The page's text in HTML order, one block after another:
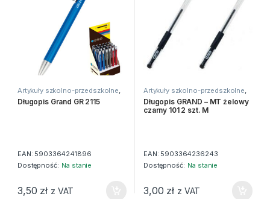
Artykuły szkolno-przedszkolne
Długopisy Do pisania
Długopis Grand GR 2115
EAN: 5903364241896
Dostępność: Na stanie
3,50 zł z VAT
Artykuły szkolno-przedszkolne
Długopisy Do pisania
Długopis GRAND – MT żelowy
czarny 101 2 szt. M
EAN: 5903364236243
Dostępność: Na stanie
3,00 zł z VAT